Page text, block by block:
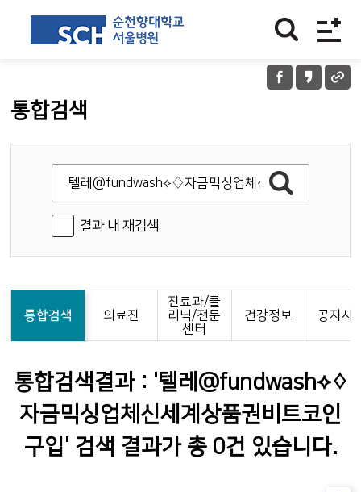
통합검색
결과 내 재검색
통합검색 의료진
진료과/클
리닉/전문
센터
건강정보 공지사
통합검색결과 : '텔레@fundwash⟡♢
자금믹싱업체신세계상품권비트코인
구입' 검색 결과가 총 0건 있습니다.